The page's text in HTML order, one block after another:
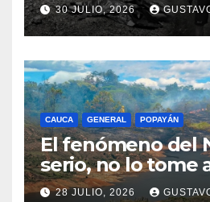
30 JULIO, 2026
CAUCA GENERAL POPAYÁN
El fenómeno del
serio, no lo tome
28 JULIO, 2026